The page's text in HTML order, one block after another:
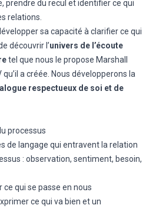
prendre du recul et identifier ce qui
relations.
sa capacité à clarifier ce qui
découvrir l’univers de l’écoute
tel que nous le propose Marshall
qu’il a créée. Nous développerons la
respectueux de soi et de
processus
de langage qui entravent la relation
: observation, sentiment, besoin,
qui se passe en nous
ce qui va bien et un